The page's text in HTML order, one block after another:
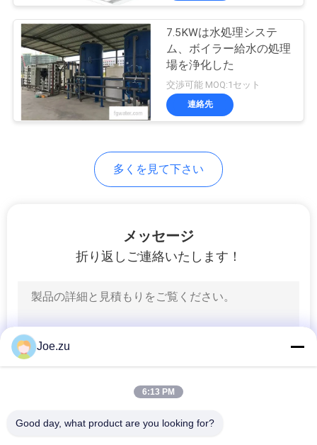
引
用
を
要
図
PRIVACY
7.5KWは水処理システ
ム、ボイラー給水の処理
場を浄化した
交渉可能 MOQ:1セット
連絡先
多くを見て下さい
メッセージ
折り返しご連絡いたします！
Joe.zu
6:13 PM
Good day, what product are you looking for?